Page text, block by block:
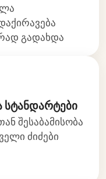
გადახდა
სტანდარტები
შესაბამისობა
ძიძები